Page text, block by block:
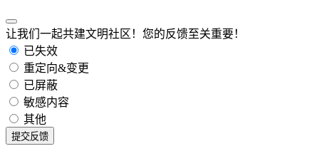
让我们一起共建文明社区！您的反馈至关重要！
已失效
重定向&变更
已屏蔽
敏感内容
其他
提交反馈